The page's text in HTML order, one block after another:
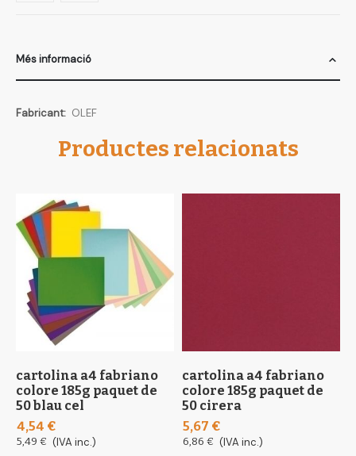
Més informació
Més
OLEF
Productes relacionats
cartolina a4 fabriano
colore 185g paquet de
50 blau cel
4,54 €
5,49 € (IVA inc.)
cartolina a4 fabriano
colore 185g paquet de
50 cirera
5,67 €
6,86 € (IVA inc.)